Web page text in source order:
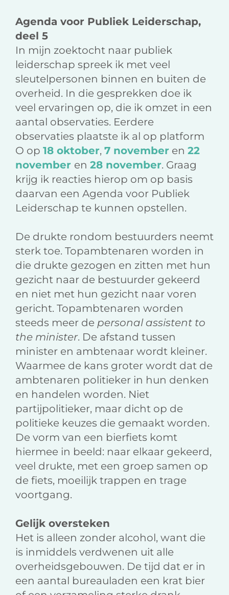
Agenda voor Publiek Leiderschap,
deel 5
In mijn zoektocht naar publiek
leiderschap spreek ik met veel
sleutelpersonen binnen en buiten de
overheid. In die gesprekken doe ik
veel ervaringen op, die ik omzet in een
aantal observaties. Eerdere
observaties plaatste ik al op platform
O op 18 oktober, 7 november en 22
november en 28 november. Graag
krijg ik reacties hierop om op basis
daarvan een Agenda voor Publiek
Leiderschap te kunnen opstellen.
De drukte rondom bestuurders neemt
sterk toe. Topambtenaren worden in
die drukte gezogen en zitten met hun
gezicht naar de bestuurder gekeerd
en niet met hun gezicht naar voren
gericht. Topambtenaren worden
steeds meer de personal assistent to
the minister. De afstand tussen
minister en ambtenaar wordt kleiner.
Waarmee de kans groter wordt dat de
ambtenaren politieker in hun denken
en handelen worden. Niet
partijpolitieker, maar dicht op de
politieke keuzes die gemaakt worden.
De vorm van een bierfiets komt
hiermee in beeld: naar elkaar gekeerd,
veel drukte, met een groep samen op
de fiets, moeilijk trappen en trage
voortgang.
Gelijk oversteken
Het is alleen zonder alcohol, want die
is inmiddels verdwenen uit alle
overheidsgebouwen. De tijd dat er in
een aantal bureauladen een krat bier